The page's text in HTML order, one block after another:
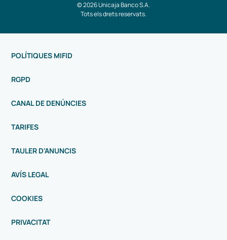
© 2026 Unicaja Banco S.A.
Tots els drets reservats.
POLÍTIQUES MIFID
RGPD
CANAL DE DENÚNCIES
TARIFES
TAULER D'ANUNCIS
AVÍS LEGAL
COOKIES
PRIVACITAT